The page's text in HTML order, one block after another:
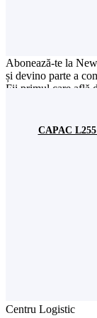
CAPAC
Abonează-te la
și devino parte a
Fii primul care află
confidențialitate
Centru Logistic